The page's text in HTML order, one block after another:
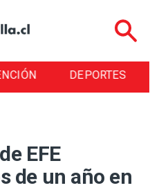
DEPORTES
EFE
de un año en